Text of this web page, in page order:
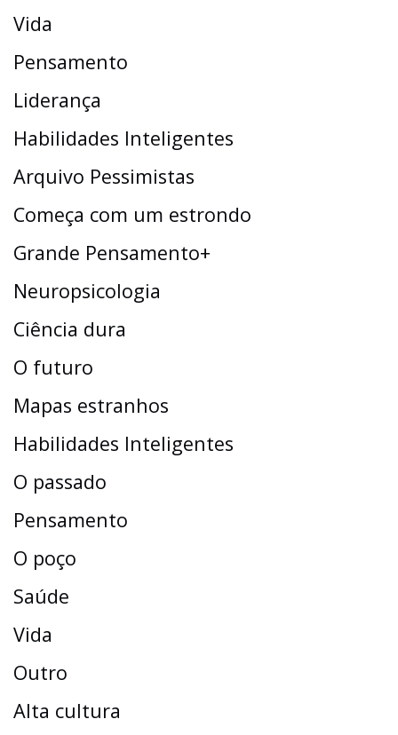
Vida
Pensamento
Liderança
Habilidades Inteligentes
Arquivo Pessimistas
Começa com um estrondo
Grande Pensamento+
Neuropsicologia
Ciência dura
O futuro
Mapas estranhos
Habilidades Inteligentes
O passado
Pensamento
O poço
Saúde
Vida
Outro
Alta cultura